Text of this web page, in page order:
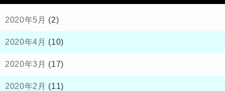
2020年5月 (2)
2020年4月 (10)
2020年3月 (17)
2020年2月 (11)